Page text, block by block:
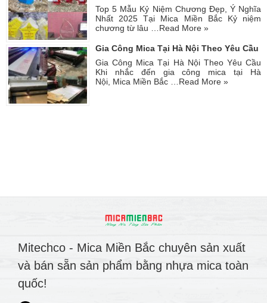
Top 5 Mẫu Kỷ Niệm Chương Đẹp, Ý Nghĩa
Nhất 2025 Tại Mica Miền Bắc Kỷ niệm
chương từ lâu … Read More »
Gia Công Mica Tại Hà Nội Theo Yêu Cầu
Gia Công Mica Tại Hà Nội Theo Yêu Cầu
Khi nhắc đến gia công mica tại Hà
Nội, Mica Miền Bắc …Read More »
Mitechco - Mica Miền Bắc chuyên sản xuất
và bán sẵn sản phẩm bằng nhựa mica toàn
quốc!